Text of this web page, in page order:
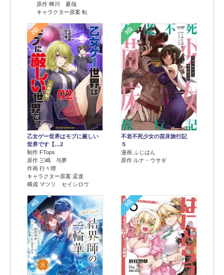
原作 蝉川 夏哉
キャラクター原案 転
2位
乙女ゲー世界はモブに厳しい
世界です【…2
制作 FTops
原作 三嶋 与夢
作画 行々狸
キャラクター原案 孟達
構成 マツリ セイシロウ
3位
不老不死少女の苗床旅行記
５
漫画 ふじはん
原作 ルナ・ウサギ
4位 5位